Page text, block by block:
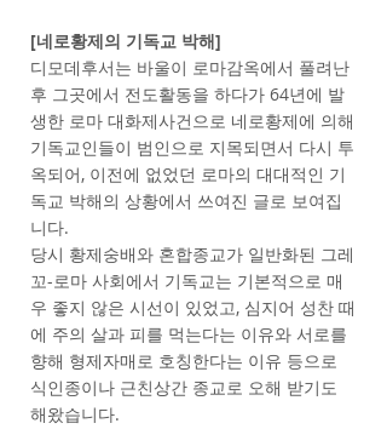
[네로황제의 기독교 박해]
디모데후서는 바울이 로마감옥에서 풀려난
후 그곳에서 전도활동을 하다가 64년에 발
생한 로마 대화제사건으로 네로황제에 의해
기독교인들이 범인으로 지목되면서 다시 투
옥되어, 이전에 없었던 로마의 대대적인 기
독교 박해의 상황에서 쓰여진 글로 보여집
니다.
당시 황제숭배와 혼합종교가 일반화된 그레
꼬-로마 사회에서 기독교는 기본적으로 매
우 좋지 않은 시선이 있었고, 심지어 성찬 때
에 주의 살과 피를 먹는다는 이유와 서로를
향해 형제자매로 호칭한다는 이유 등으로
식인종이나 근친상간 종교로 오해 받기도
해왔습니다.